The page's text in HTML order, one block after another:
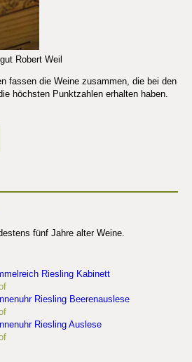
Robert Weil
fassen die Weine zusammen, die bei den
höchsten Punktzahlen erhalten haben.
fünf Jahre alter Weine.
Riesling Kabinett
Riesling Beerenauslese
Riesling Auslese